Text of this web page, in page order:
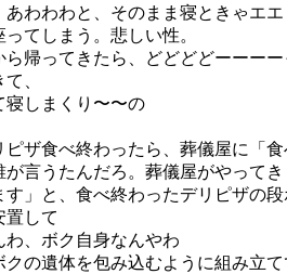
あわわわと、そのまま寝ときゃエエ
てしまう。悲しい性。
ら帰ってきたら、どどどどーーーー
、
寝しまくり〜〜の
ピザ食べ終わったら、葬儀屋に「食
言うたんだろ。葬儀屋がやってき
」と、食べ終わったデリピザの段
置して
、ボク自身なんやわ
クの遺体を包み込むように組み立て